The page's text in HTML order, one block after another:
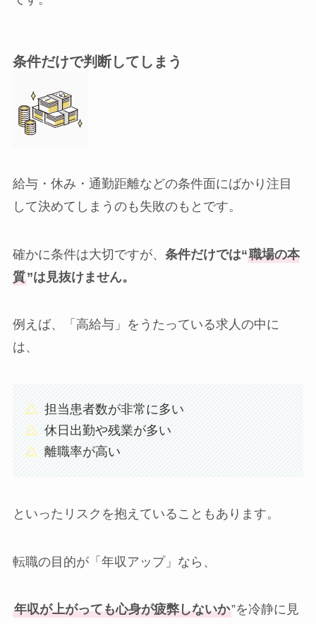
条件だけで判断してしまう
給与・休み・通勤距離などの条件面にばかり注目
して決めてしまうのも失敗のもとです。
確かに条件は大切ですが、 条件だけでは“職場の本
質”は見抜けません。
例えば、「高給与」をうたっている求人の中に
は、
担当患者数が非常に多い
休日出勤や残業が多い
離職率が高い
といったリスクを抱えていることもあります。
転職の目的が「年収アップ」なら、
年収が上がっても心身が疲弊しないか”を冷静に見